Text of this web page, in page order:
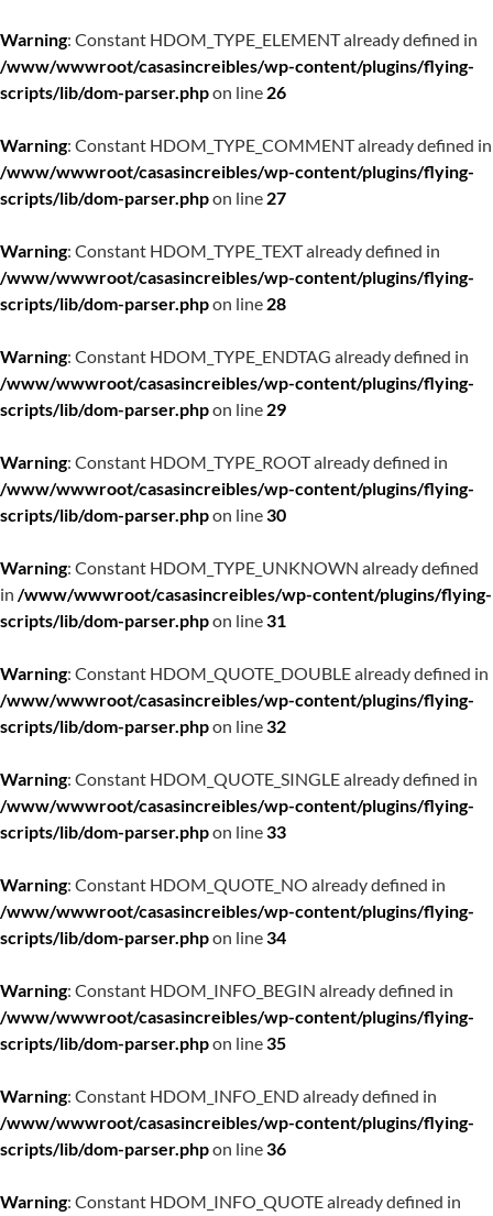
Warning: Constant HDOM_TYPE_ELEMENT already defined in
/www/wwwroot/casasincreibles/wp-content/plugins/flying-
scripts/lib/dom-parser.phpon line 26
Warning: Constant HDOM_TYPE_COMMENT already defined in
/www/wwwroot/casasincreibles/wp-content/plugins/flying-
scripts/lib/dom-parser.phpon line 27
Warning: Constant HDOM_TYPE_TEXT already defined in
/www/wwwroot/casasincreibles/wp-content/plugins/flying-
scripts/lib/dom-parser.phpon line 28
Warning: Constant HDOM_TYPE_ENDTAG already defined in
/www/wwwroot/casasincreibles/wp-content/plugins/flying-
scripts/lib/dom-parser.phpon line 29
Warning: Constant HDOM_TYPE_ROOT already defined in
/www/wwwroot/casasincreibles/wp-content/plugins/flying-
scripts/lib/dom-parser.phpon line30
Warning: Constant HDOM_TYPE_UNKNOWN already defined
in /www/wwwroot/casasincreibles/wp-content/plugins/flying-
scripts/lib/dom-parser.phpon line31
Warning: Constant HDOM_QUOTE_DOUBLE already defined in
/www/wwwroot/casasincreibles/wp-content/plugins/flying-
scripts/lib/dom-parser.phpon line32
Warning: Constant HDOM_QUOTE_SINGLE already defined in
/www/wwwroot/casasincreibles/wp-content/plugins/flying-
scripts/lib/dom-parser.phpon line33
Warning: Constant HDOM_QUOTE_NO already defined in
/www/wwwroot/casasincreibles/wp-content/plugins/flying-
scripts/lib/dom-parser.phpon line34
Warning: Constant HDOM_INFO_BEGIN already defined in
/www/wwwroot/casasincreibles/wp-content/plugins/flying-
scripts/lib/dom-parser.phpon line35
Warning: Constant HDOM_INFO_END already defined in
/www/wwwroot/casasincreibles/wp-content/plugins/flying-
scripts/lib/dom-parser.phpon line36
Warning: Constant HDOM_INFO_QUOTE already defined in